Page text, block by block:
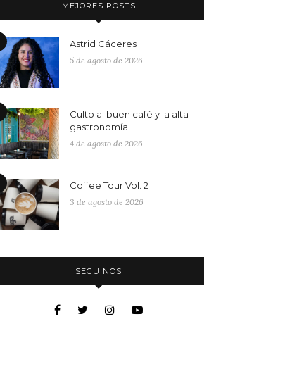
MEJORES POSTS
Astrid Cáceres
5 de agosto de 2026
Culto al buen café y la alta
gastronomía
4 de agosto de 2026
Coffee Tour Vol. 2
3 de agosto de 2026
SEGUINOS